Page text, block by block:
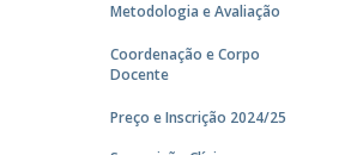
Metodologia e Avaliação
Coordenação e Corpo
Docente
Preço e Inscrição 2024/25